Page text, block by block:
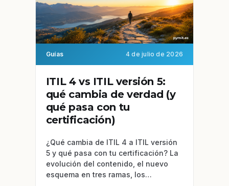
Guías 4 de julio de 2026
ITIL 4 vs ITIL versión 5:
qué cambia de verdad (y
qué pasa con tu
certificación)
¿Qué cambia de ITIL 4 a ITIL versión
5 y qué pasa con tu certificación? La
evolución del contenido, el nuevo
esquema en tres ramas, los…